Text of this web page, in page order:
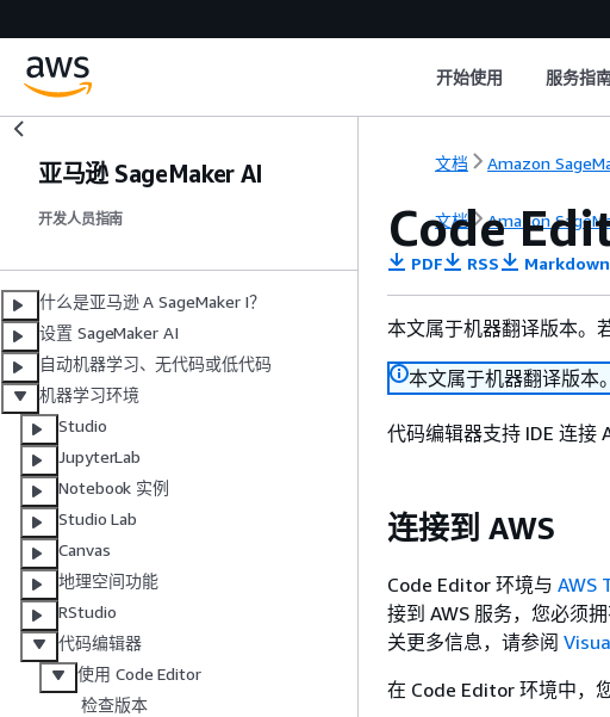
开始使用 服务指
亚马逊 SageMaker AI
开发人员指南
什么是亚马逊 A SageMaker I？
设置 SageMaker AI
自动机器学习、无代码或低代码
机器学习环境
Studio
JupyterLab
Notebook 实例
Studio Lab
Canvas
地理空间功能
RStudio
代码编辑器
使用 Code Editor
检查版本
文档 Amazon
文档 Amazon
Code
PDF RSS Markdown
本文属于机器翻译版本。
本文属于机器翻译版本
代码编辑器支持 IDE 连接
连接到 AWS
Code Editor 环境与 AWS
接到 AWS 服务，您必须
关更多信息，请参阅
在 Code Editor 环境中，